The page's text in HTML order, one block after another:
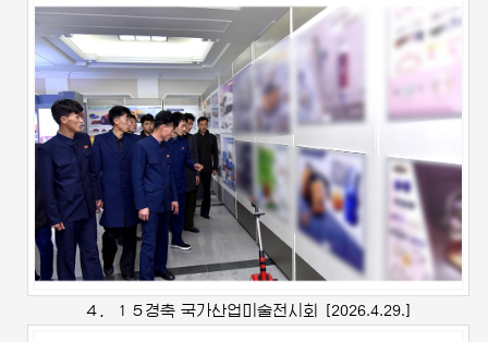
４．１５경축 국가산업미술전시회 [2026.4.29.]